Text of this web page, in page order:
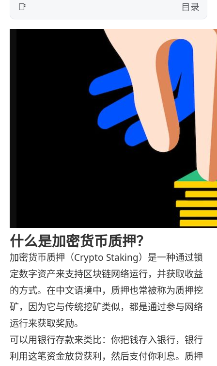
目录
什么是加密货币质押？
加密货币质押（Crypto Staking）是一种通过锁
定数字资产来支持区块链网络运行，并获取收益
的方式。在中文语境中，质押也常被称为质押挖
矿，因为它与传统挖矿类似，都是通过参与网络
运行来获取奖励。
可以用银行存款来类比：你把钱存入银行，银行
利用这笔资金放贷获利，然后支付你利息。质押